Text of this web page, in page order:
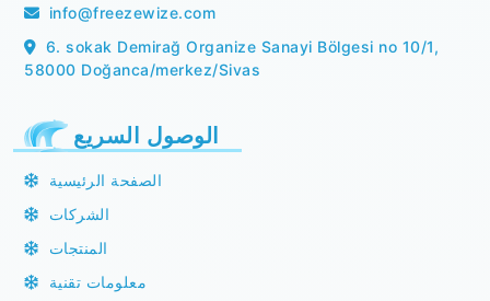
info@freezewize.com
6. sokak Demirağ Organize Sanayi Bölgesi no 10/1,
58000 Doğanca/merkez/Sivas
الوصول السريع
الصفحة الرئيسية
الشركات
المنتجات
معلومات تقنية